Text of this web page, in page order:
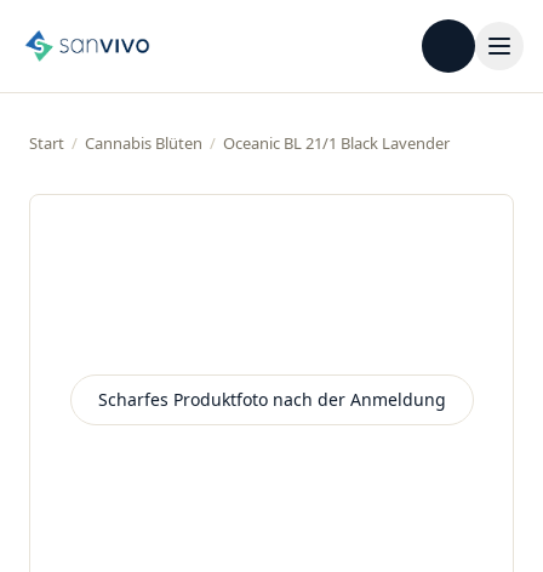
Start / Cannabis Blüten / Oceanic BL 21/1 Black Lavender
Scharfes Produktfoto nach der Anmeldung